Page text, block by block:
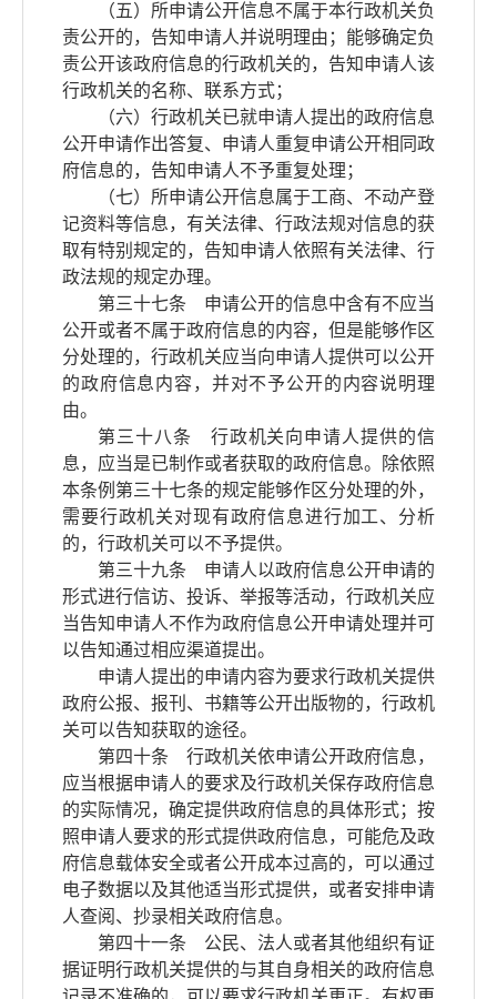
（五）所申请公开信息不属于本行政机关负
责公开的，告知申请人并说明理由；能够确定负
责公开该政府信息的行政机关的，告知申请人该
行政机关的名称、联系方式；
（六）行政机关已就申请人提出的政府信息
公开申请作出答复、申请人重复申请公开相同政
府信息的，告知申请人不予重复处理；
（七）所申请公开信息属于工商、不动产登
记资料等信息，有关法律、行政法规对信息的获
取有特别规定的，告知申请人依照有关法律、行
政法规的规定办理。
第三十七条 申请公开的信息中含有不应当
公开或者不属于政府信息的内容，但是能够作区
分处理的，行政机关应当向申请人提供可以公开
的政府信息内容，并对不予公开的内容说明理
由。
第三十八条 行政机关向申请人提供的信
息，应当是已制作或者获取的政府信息。除依照
本条例第三十七条的规定能够作区分处理的外，
需要行政机关对现有政府信息进行加工、分析
的，行政机关可以不予提供。
第三十九条 申请人以政府信息公开申请的
形式进行信访、投诉、举报等活动，行政机关应
当告知申请人不作为政府信息公开申请处理并可
以告知通过相应渠道提出。
申请人提出的申请内容为要求行政机关提供
政府公报、报刊、书籍等公开出版物的，行政机
关可以告知获取的途径。
第四十条 行政机关依申请公开政府信息，
应当根据申请人的要求及行政机关保存政府信息
的实际情况，确定提供政府信息的具体形式；按
照申请人要求的形式提供政府信息，可能危及政
府信息载体安全或者公开成本过高的，可以通过
电子数据以及其他适当形式提供，或者安排申请
人查阅、抄录相关政府信息。
第四十一条 公民、法人或者其他组织有证
据证明行政机关提供的与其自身相关的政府信息